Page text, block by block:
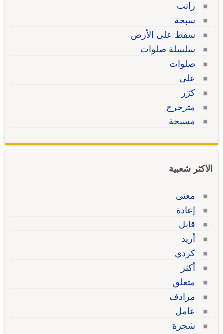
راتب
سبحة
سقط على الأرض
سلسلة صلوات
صلوات
على
كرّر
مترجرج
مسبحة
الاكثر شعبية
معنى
إعادة
قابل
أريد
كردي
أكثر
متعلق
مرادف
عامل
شجرة